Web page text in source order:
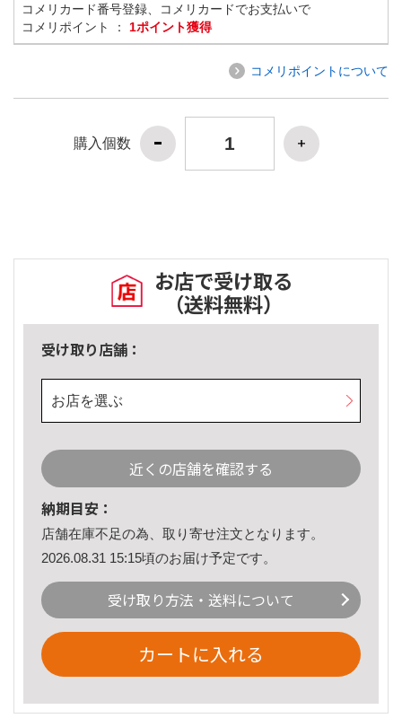
コメリカード番号登録、コメリカードでお支払いで
コメリポイント ： 1ポイント獲得
コメリポイントについて
購入個数
お店で受け取る
（送料無料）
受け取り店舗：
お店を選ぶ
近くの店舗を確認する
納期目安：
店舗在庫不足の為、取り寄せ注文となります。
2026.08.31 15:15頃のお届け予定です。
受け取り方法・送料について
カートに入れる